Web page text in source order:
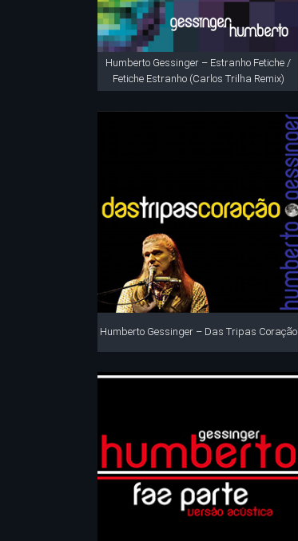
Humberto Gessinger – Estranho Fetiche /
Fetiche Estranho (Carlos Trilha Remix)
Humberto Gessinger – Das Tripas Coração